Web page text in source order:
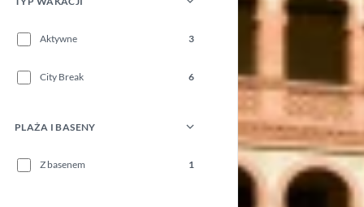
Aktywne 3
City Break 6
PLAŻA I BASENY
Z basenem 1